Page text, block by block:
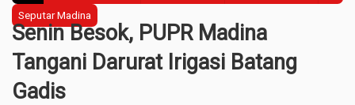
Seputar Madina
Senin Besok, PUPR Madina
Tangani Darurat Irigasi Batang
Gadis